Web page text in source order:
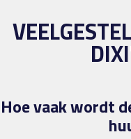
Hoe vaak wordt